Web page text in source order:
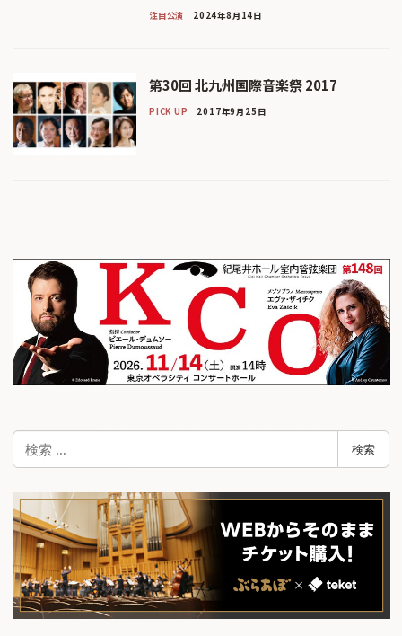
注目公演 2024年8月14日
第30回 北九州国際音楽祭 2017
PICK UP 2017年9月25日
検
索
検索